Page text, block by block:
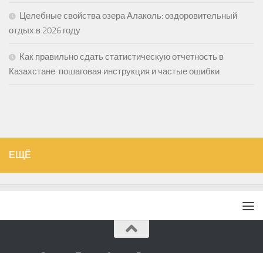
Целебные свойства озера Алаколь: оздоровительный
отдых в 2026 году
Как правильно сдать статистическую отчетность в
Казахстане: пошаговая инструкция и частые ошибки
ЕЩЁ